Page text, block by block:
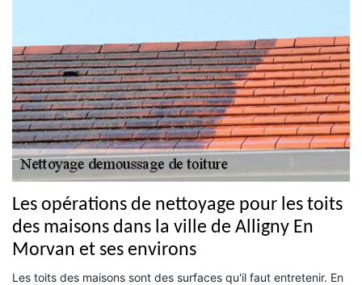
Les opérations de nettoyage pour les toits
des maisons dans la ville de Alligny En
Morvan et ses environs
Les toits des maisons sont des surfaces qu'il faut entretenir. En